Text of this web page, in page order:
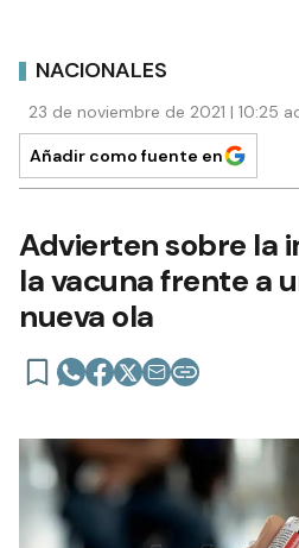
NACIONALES
23 de noviembre de 2021 | 10:25
Añadir como fuente en
Advierten sobre la
la vacuna frente a
nueva ola